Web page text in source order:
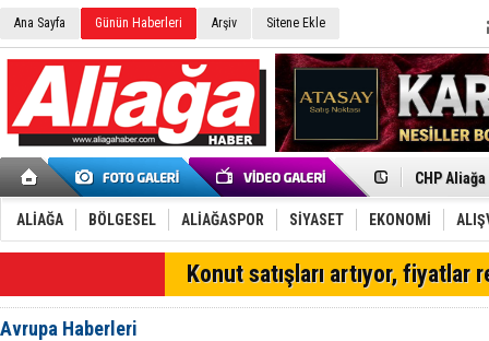
Ana Sayfa Günün Haberleri Arşiv Sitene Ekle
İzmir'in
Çağrısı
Onat
Menemen
Aliağa'da
Furkan
Chp
AK Parti
ALİAĞA BÖLGESEL ALİAĞASPOR SİYASET EKONOMİ
Konut satışları artıyor, fiyatlar
Avrupa Haberleri